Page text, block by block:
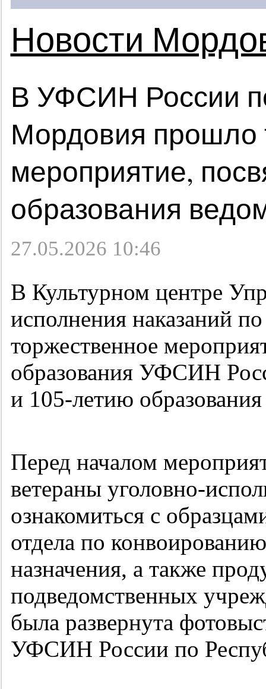
Новости
В УФСИН России
Мордовия прошло
мероприятие,
образования
27.05.2026 10:46
В Культурном центре
исполнения наказаний
торжественное
образования УФСИН
и 105-летию
Перед началом
ветераны уголовно-
ознакомиться с
отдела по
назначения, а также
подведомственных
была развернута
УФСИН России по